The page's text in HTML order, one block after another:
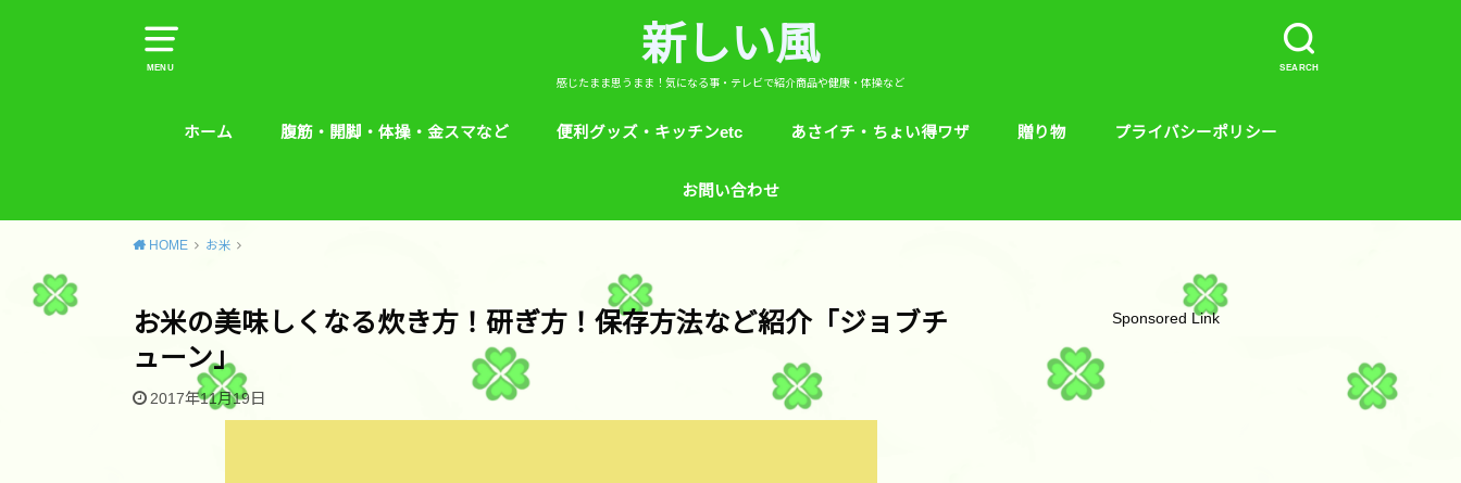
MENU SEARCH
新しい風
感じたまま思うまま！気になる事・テレビで紹介商品や健康・体操など
ホーム 腹筋・開脚・体操・金スマなど 便利グッズ・キッチンetc
芸能人！愛用品・お気に入り
ヒルナンデス！紹介
めざましテレビ紹介
あさイチ・ちょい得ワザ 贈り物 プライバシーポリシー
お問い合わせ
HOME お米
お米の美味しくなる炊き方！研ぎ方！保存方法など紹介「ジョブチ
ューン」
2017年11月19日
Sponsored Link